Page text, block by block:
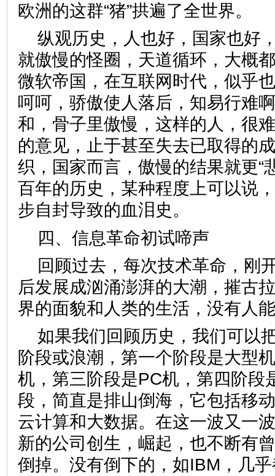
欧洲的这群“猪”拱遍了全世界。
纵观历史，人也好，国家也好
就傲慢的怪圈，天道循环，大概
微软帝国，在互联网时代，似乎
呵呵，骄傲使人落后，知易行难
和，骨子里傲慢，这样的人，很
的意见，止于甚至失去已取得的
织，国家而言，傲慢的结果就更“
百年的历史，某种程度上可以说
步自封导致的血泪史。
四、信息革命初试啼声
回顾过去，每次技术革命，刚
后发展成汹涌澎湃的大潮，摧古
界的面貌和人类的生活，没有人
如果我们回顾历史，我们可以
阶段或浪潮，第一个阶段是大型
机，第三阶段是PC机，第四阶段
段，简直是排山倒海，它包括移
云计算和大数据。在这一波又一
新的公司创生，崛起，也不断有
倒掉。没有倒下的，如IBM，几